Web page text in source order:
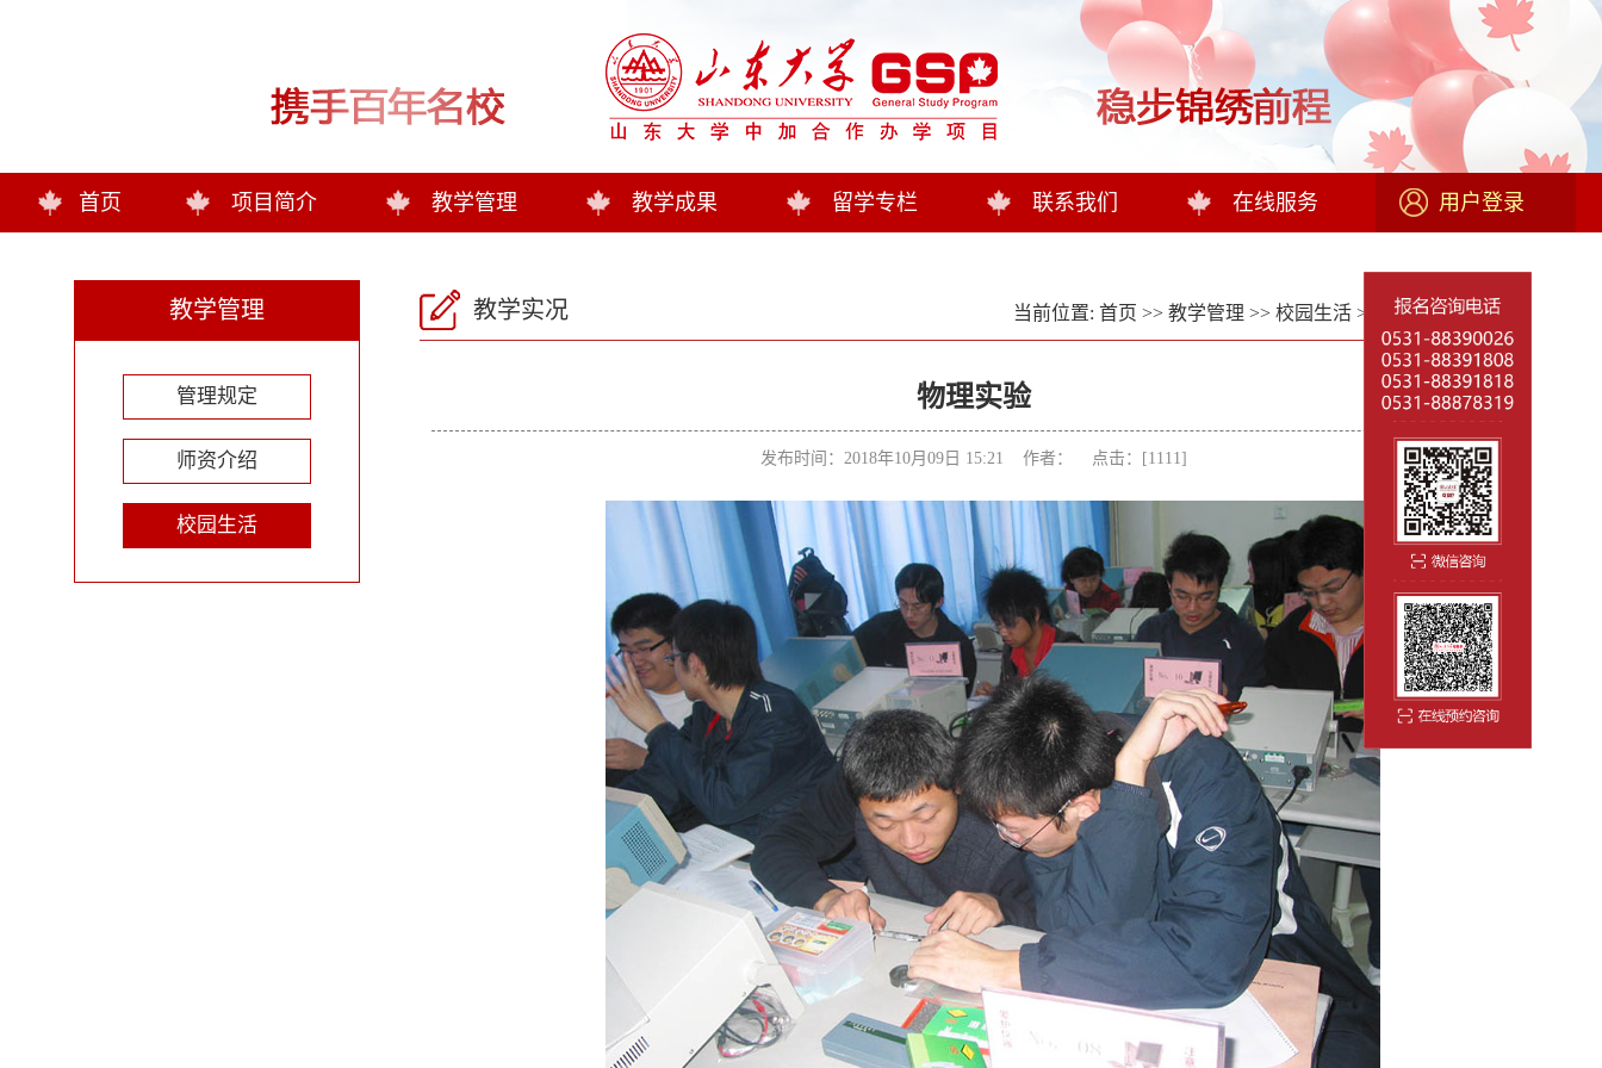
首页 项目简介 教学管理 教学成果 留学专栏 联系我们 在线服务 用户登录
教学管理
管理规定
师资介绍
校园生活
教学实况 当前位置: 首页 >> 教学管理 >> 校园生活 >> 教学实况>> 正文
物理实验
发布时间：2018年10月09日 15:21 作者： 点击：[1111]